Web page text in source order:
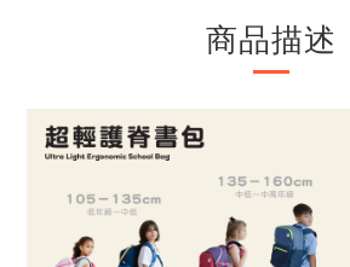
商品描述